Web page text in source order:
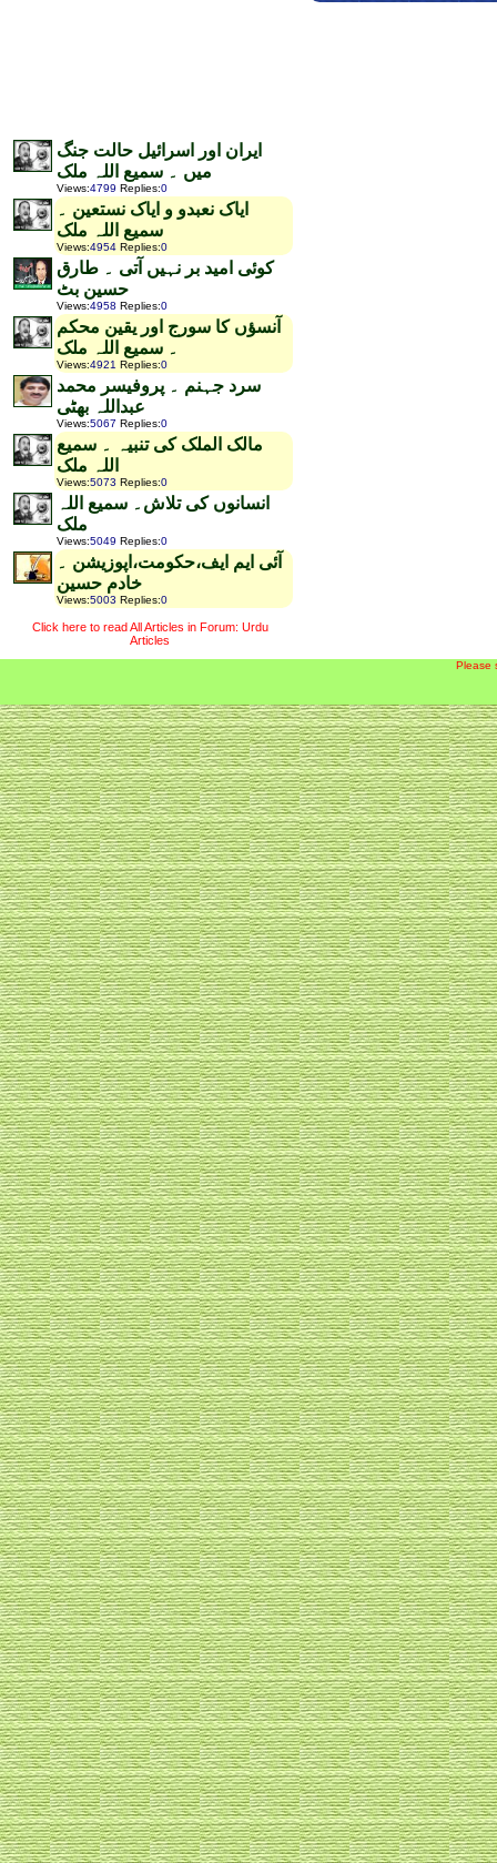
ایران اور اسرائیل حالت جنگ
میں ۔ سمیع اللہ ملک
Views:4799 Replies:0
ایاک نعبدو و ایاک نستعین ۔
سمیع اللہ ملک
Views:4954 Replies:0
کوئی امید بر نہیں آتی ۔ طارق
حسین بٹ
Views:4958 Replies:0
آنسؤں کا سورج اور یقین محکم
۔ سمیع اللہ ملک
Views:4921 Replies:0
سرد جہنم ۔ پروفیسر محمد
عبداللہ بھٹی
Views:5067 Replies:0
مالک الملک کی تنبیہ ۔ سمیع
اللہ ملک
Views:5073 Replies:0
انسانوں کی تلاش۔ سمیع اللہ
ملک
Views:5049 Replies:0
آئی ایم ایف،حکومت،اپوزیشن ۔
خادم حسین
Views:5003 Replies:0
Click here to read All Articles in Forum: Urdu
Articles
Please